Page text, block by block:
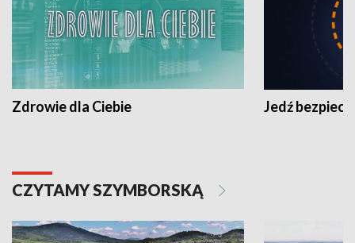
Zdrowie dla Ciebie Jedź
CZYTAMY SZYMBORSKĄ